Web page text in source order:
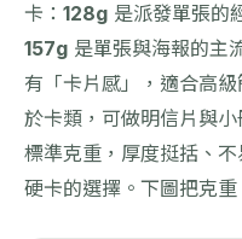
卡： 128g 是派發單張的
157g 是單張與海報的主
有「卡片感」，適合高級
於卡類，可做明信片與小
標準克重，厚度挺括、不
硬卡的選擇。下圖把克